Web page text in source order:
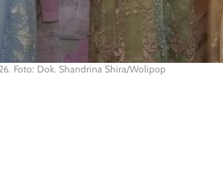
Foto: Dok. Shandrina Shira/Wolipop